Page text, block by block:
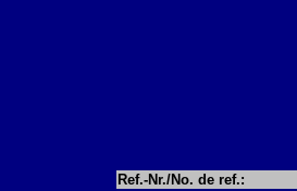
Ref.-Nr./No. de ref.: